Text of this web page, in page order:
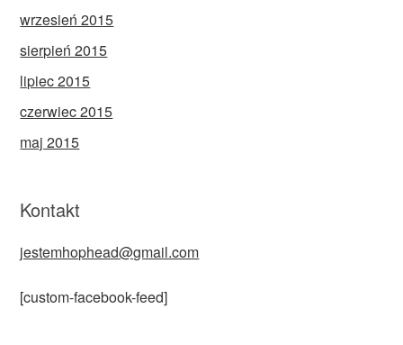
wrzesień 2015
sierpień 2015
lipiec 2015
czerwiec 2015
maj 2015
Kontakt
jestemhophead@gmail.com
[custom-facebook-feed]